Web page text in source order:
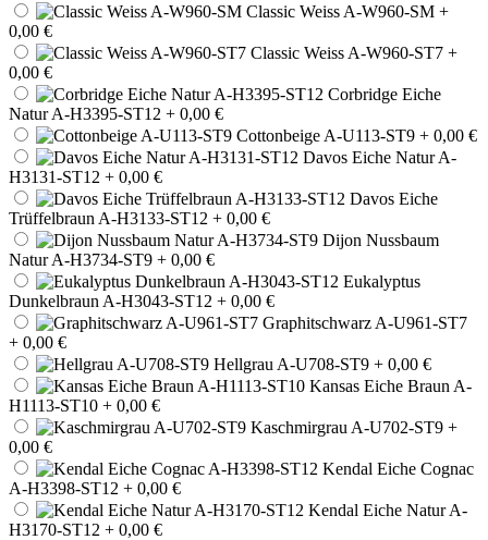
Classic Weiss A-W960-SM +
0,00 €
Classic Weiss A-W960-ST7 +
0,00 €
Corbridge Eiche
Natur A-H3395-ST12 + 0,00 €
Cottonbeige A-U113-ST9 + 0,00 €
Davos Eiche Natur A-
H3131-ST12 + 0,00 €
Davos Eiche
Trüffelbraun A-H3133-ST12 + 0,00 €
Dijon Nussbaum
Natur A-H3734-ST9 + 0,00 €
Eukalyptus
Dunkelbraun A-H3043-ST12 + 0,00 €
Graphitschwarz A-U961-ST7
+ 0,00 €
Hellgrau A-U708-ST9 + 0,00 €
Kansas Eiche Braun A-
H1113-ST10 + 0,00 €
Kaschmirgrau A-U702-ST9 +
0,00 €
Kendal Eiche Cognac
A-H3398-ST12 + 0,00 €
Kendal Eiche Natur A-
H3170-ST12 + 0,00 €